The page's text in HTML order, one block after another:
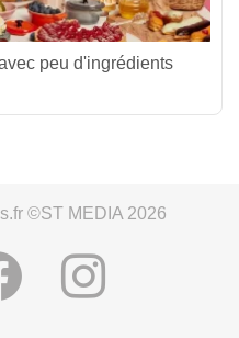
peu d'ingrédients
©ST MEDIA 2026